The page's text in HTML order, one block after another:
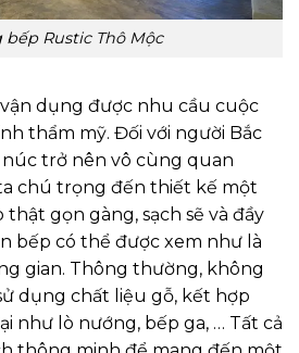
bếp Rustic Thô Mộc
dụng được nhu cầu cuộc
thẩm mỹ. Đối với người Bắc
núc trở nên vô cùng quan
chú trọng đến thiết kế một
gọn gàng, sạch sẽ và đầy
bếp có thể được xem như là
gian. Thông thường, không
dụng chất liệu gỗ, kết hợp
như lò nướng, bếp ga, … Tất cả